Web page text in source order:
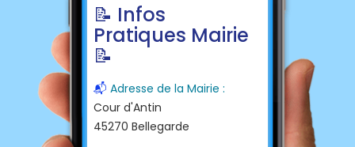
📝 Infos
Pratiques Mairie
📝
📬 Adresse de la Mairie :
Cour d'Antin
45270 Bellegarde